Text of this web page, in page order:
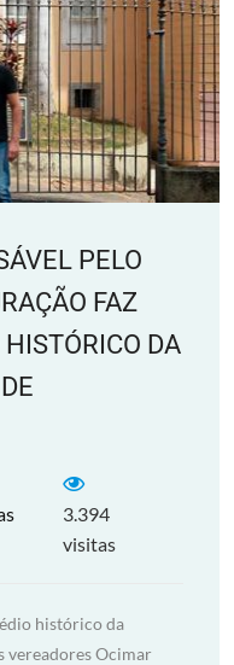
PELO
FAZ
DA
3.394
visitas
histórico da
vereadores Ocimar